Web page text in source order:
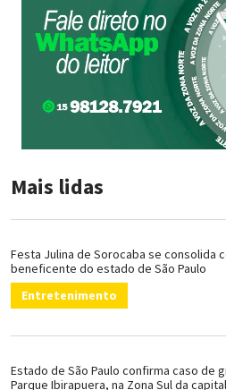
Mais lidas
Festa Julina de Sorocaba se consolida
beneficente do estado de São Paulo
Entretenimento
Estado de São Paulo confirma caso de
Parque Ibirapuera, na Zona Sul da capital